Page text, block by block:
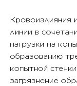
Кровоизлияния
линии в
нагрузки на
образованию
копытной
загрязнение